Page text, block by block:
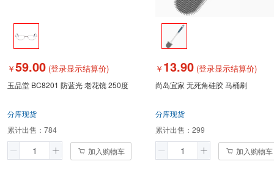
￥59.00 (登录显示结算价)
玉品堂 BC8201 防蓝光 老花镜 250度
分库现货
累计出售： 784
加入购物车
￥ 13.90 (登录显示结算价)
尚岛宜家 无死角硅胶 马桶刷
分库现货
累计出售： 299
加入购物车